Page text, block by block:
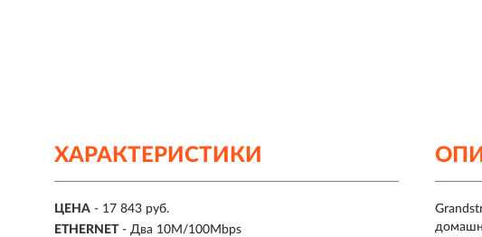
ХАРАКТЕРИСТИКИ
ЦЕНА - 17 843 руб.
ETHERNET - Два 10M/100Mbps